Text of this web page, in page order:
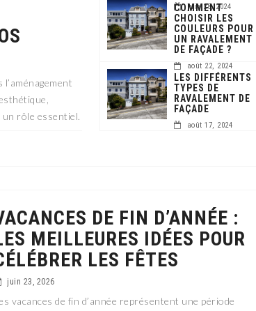
rôle essentiel.
juin 28, 2024
COMMENT
CHOISIR LES
COULEURS POUR
UN RAVALEMENT
DE FAÇADE ?
août 22, 2024
LES DIFFÉRENTS
TYPES DE
RAVALEMENT DE
FAÇADE
août 17, 2024
DE FIN D’ANNÉE :
MEILLEURES IDÉES POUR
LES FÊTES
juin 23, 2026
vacances de fin d’année représentent une période